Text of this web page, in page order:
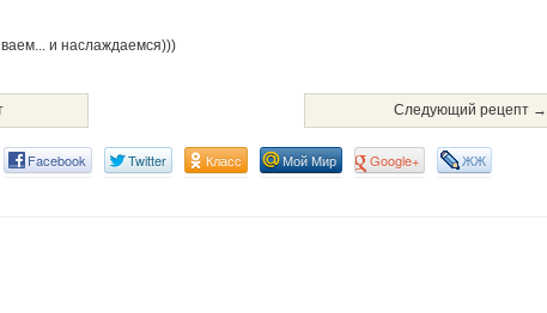
и наслаждаемся)))
Следующий рецепт →
Facebook Twitter Класс Мой Мир Google+ ЖЖ